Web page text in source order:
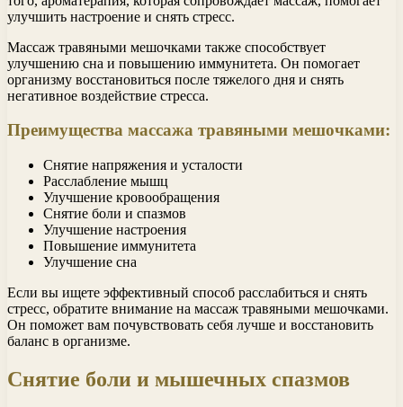
улучшить настроение и снять стресс.
Массаж травяными мешочками также способствует
улучшению сна и повышению иммунитета. Он помогает
организму восстановиться после тяжелого дня и снять
негативное воздействие стресса.
Преимущества массажа травяными мешочками:
Снятие напряжения и усталости
Расслабление мышц
Улучшение кровообращения
Снятие боли и спазмов
Улучшение настроения
Повышение иммунитета
Улучшение сна
Если вы ищете эффективный способ расслабиться и снять
стресс, обратите внимание на массаж травяными мешочками.
Он поможет вам почувствовать себя лучше и восстановить
баланс в организме.
Снятие боли и мышечных спазмов